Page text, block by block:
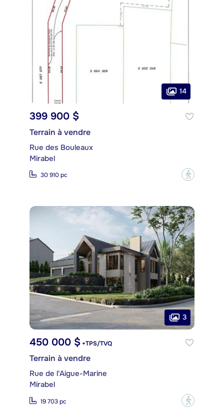
14
399 900 $
Terrain à vendre
Rue des Bouleaux
Mirabel
30 910 pc ?
3
450 000 $ +TPS/TVQ
Terrain à vendre
Rue de l'Aigue-Marine
Mirabel
19 703 pc ?